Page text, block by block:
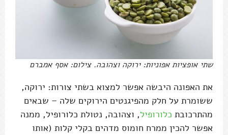
שתי אופציות אפוניות: ירוקה וצהובה. צילום: אסף אמברם
את האפונה היבשה אפשר למצוא בשתי צורות: ירוקה,
ששומרת על חלק מהפיגנטים הירוקים שלה – שבאים
מהתרכובת כלורופיל, וצהובה, נטולת כלורופיל, ממנה
אפשר להכין ממרח חומוס מדהים בקלי קלות (אותו